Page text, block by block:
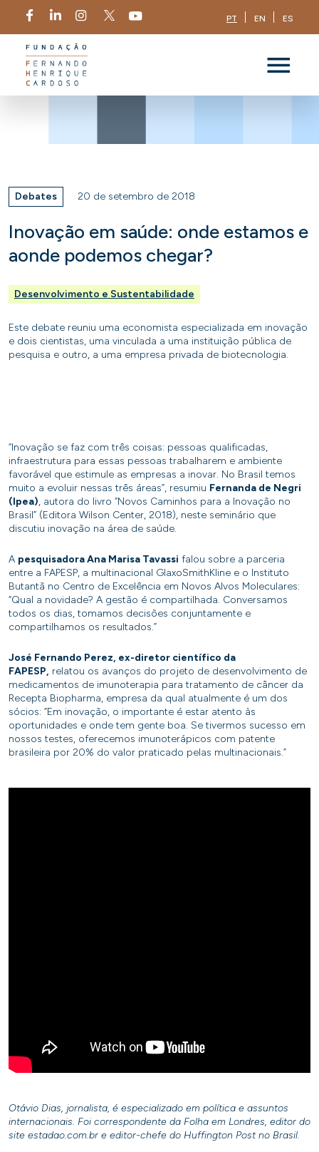
PT EN ES
Debates 20 de setembro de 2018
Inovação em saúde: onde estamos e
aonde podemos chegar?
Desenvolvimento e Sustentabilidade
Este debate reuniu uma economista especializada em inovação
e dois cientistas, uma vinculada a uma instituição pública de
pesquisa e outro, a uma empresa privada de biotecnologia.
“Inovação se faz com três coisas: pessoas qualificadas,
infraestrutura para essas pessoas trabalharem e ambiente
favorável que estimule as empresas a inovar. No Brasil temos
muito a evoluir nessas três áreas”, resumiu Fernanda de Negri
(Ipea), autora do livro “Novos Caminhos para a Inovação no
Brasil” (Editora Wilson Center, 2018), neste seminário que
discutiu inovação na área de saúde.
A pesquisadora Ana Marisa Tavassi falou sobre a parceria
entre a FAPESP, a multinacional GlaxoSmithKline e o Instituto
Butantã no Centro de Excelência em Novos Alvos Moleculares:
“Qual a novidade? A gestão é compartilhada. Conversamos
todos os dias, tomamos decisões conjuntamente e
compartilhamos os resultados.”
José Fernando Perez, ex-diretor científico da
FAPESP, relatou os avanços do projeto de desenvolvimento de
medicamentos de imunoterapia para tratamento de câncer da
Recepta Biopharma, empresa da qual atualmente é um dos
sócios: “Em inovação, o importante é estar atento às
oportunidades e onde tem gente boa. Se tivermos sucesso em
nossos testes, oferecemos imunoterápicos com patente
brasileira por 20% do valor praticado pelas multinacionais.”
Otávio Dias, jornalista, é especializado em política e assuntos
internacionais. Foi correspondente da Folha em Londres, editor do
site estadao.com.br e editor-chefe do Huffington Post no Brasil.